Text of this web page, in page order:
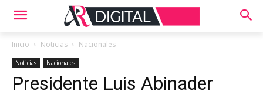
Inicio Noticias Nacionales
Noticias Nacionales
Presidente Luis Abinader